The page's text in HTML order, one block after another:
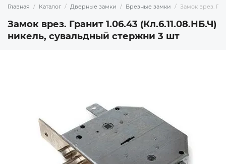
Главная Каталог Дверные замки Врезные замки Замок врез.
Замок врез. Гранит 1.06.43 (Кл.6.11.08.НБ.Ч)
никель, сувальдный стержни 3 шт